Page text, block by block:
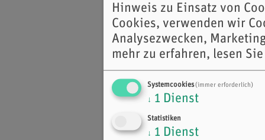
Hinweis zu Einsatz von
Cookies, verwenden wir
Analysezwecken,
mehr zu erfahren, lesen
Systemcookies(immer erforderlich)
↓ 1 Dienst
Statistiken
↓ 1 Dienst